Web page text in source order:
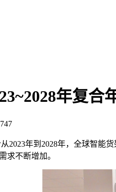
年复合
2023年到2028年，全球智能
求不断增加。